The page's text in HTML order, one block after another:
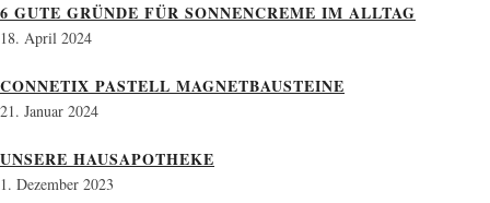
6 GUTE GRÜNDE FÜR SONNENCREME IM ALLTAG
18. April 2024
CONNETIX PASTELL MAGNETBAUSTEINE
21. Januar 2024
UNSERE HAUSAPOTHEKE
1. Dezember 2023